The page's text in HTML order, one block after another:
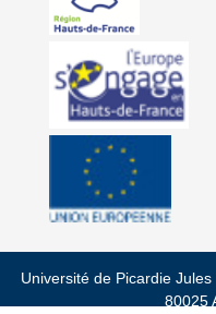
Université de Picardie
80025